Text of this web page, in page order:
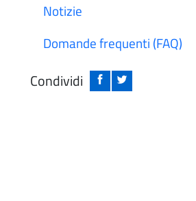
Notizie
Domande frequenti (FAQ)
Condividi